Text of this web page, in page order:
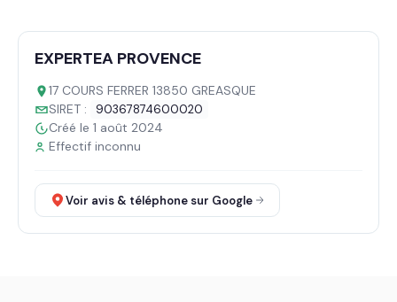
EXPERTEA PROVENCE
17 COURS FERRER 13850 GREASQUE
SIRET :
90367874600020
Créé le 1 août 2024
Effectif inconnu
Voir avis & téléphone sur Google